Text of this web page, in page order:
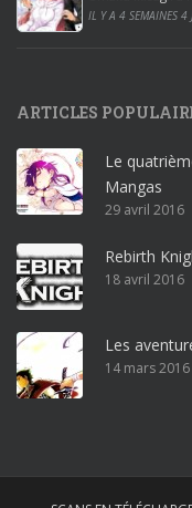
0
1
r
o
ff
i
c
e
3
r
IL Y A 4 SEMAINES 4
ARTICLES
Le
Mangas
29 avril 2016
Rebirth
18 avril 2016
Les
14 mars 2016